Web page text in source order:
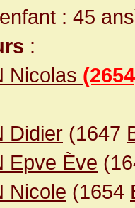
: 45
:
Nicolas
Didier (1647
Epve Ève
Nicole (1654